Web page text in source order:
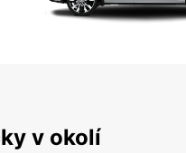
v okolí